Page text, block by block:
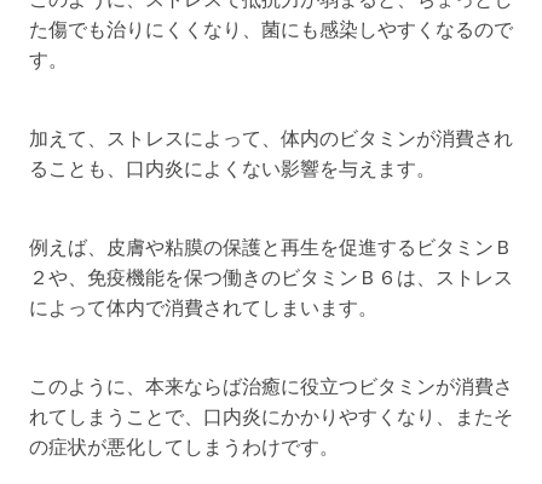
た傷でも治りにくくなり、菌にも感染しやすくなるので
す。
加えて、ストレスによって、体内のビタミンが消費され
ることも、口内炎によくない影響を与えます。
例えば、皮膚や粘膜の保護と再生を促進するビタミンＢ
２や、免疫機能を保つ働きのビタミンＢ６は、ストレス
によって体内で消費されてしまいます。
このように、本来ならば治癒に役立つビタミンが消費さ
れてしまうことで、口内炎にかかりやすくなり、またそ
の症状が悪化してしまうわけです。